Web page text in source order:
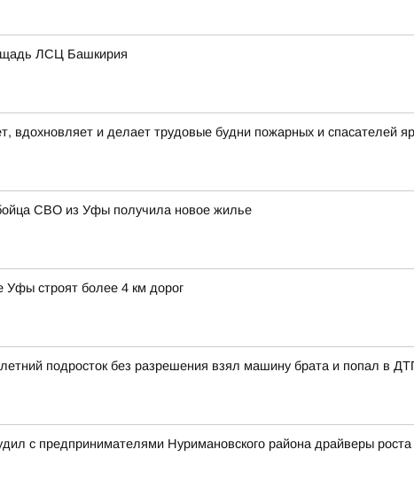
ЛСЦ Башкирия
вдохновляет и делает трудовые будни пожарных и спасателей
СВО из Уфы получила новое жилье
Уфы строят более 4 км дорог
подросток без разрешения взял машину брата и попал в
с предпринимателями Нуримановского района драйверы